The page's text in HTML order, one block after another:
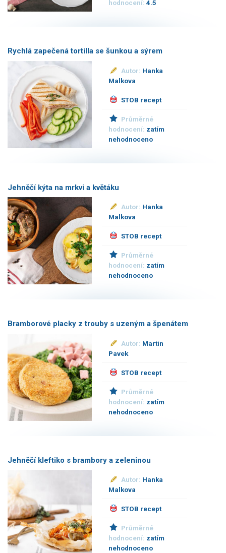
hodnocení:4.5
Rychlá zapečená tortilla se šunkou a sýrem
Autor: Hanka
Malkova
STOB recept
Průměrné
hodnocení: zatím
nehodnoceno
Jehněčí kýta na mrkvi a květáku
Autor: Hanka
Malkova
STOB recept
Průměrné
hodnocení: zatím
nehodnoceno
Bramborové placky z trouby s uzeným a špenátem
Autor: Martin
Pavek
STOB recept
Průměrné
hodnocení: zatím
nehodnoceno
Jehněčí kleftiko s brambory a zeleninou
Autor: Hanka
Malkova
STOB recept
Průměrné
hodnocení: zatím
nehodnoceno